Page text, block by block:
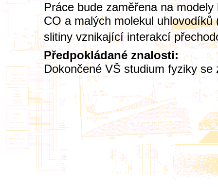
Práce bude zaměřena na
CO a malých molekul uhlovodíků
slitiny vznikající interakcí
Předpokládané znalosti:
Dokončené VŠ studium fyziky